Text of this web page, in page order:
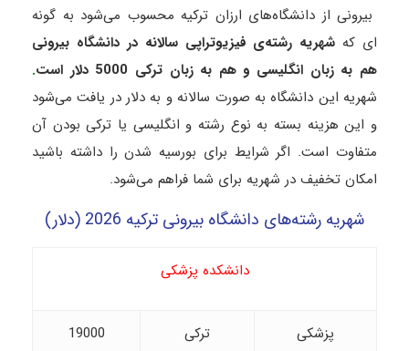
بیرونی از دانشگاه‌های ارزان ترکیه محسوب می‌شود به گونه
ای که شهریه رشته‌ی فیزیوتراپی سالانه در دانشگاه بیرونی
هم به زبان انگلیسی و هم به زبان ترکی 5000 دلار است
.
شهریه این دانشگاه به صورت سالانه و به دلار در یافت می‌شود
و این هزینه بسته به نوع رشته و انگلیسی یا ترکی بودن آن
متفاوت است. اگر شرایط برای بورسیه شدن را داشته باشید
امکان تخفیف در شهریه برای شما فراهم می‌شود.
شهریه رشته‌های دانشگاه بیرونی ترکیه 2026 (دلار)
دانشکده پزشکی
19000 ترکی پزشکی